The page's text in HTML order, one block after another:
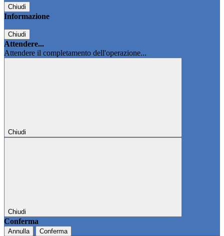
Chiudi
Informazione
Chiudi
Attendere...
Attendere il completamento dell'operazione...
Chiudi
Chiudi
Conferma
Annulla Conferma